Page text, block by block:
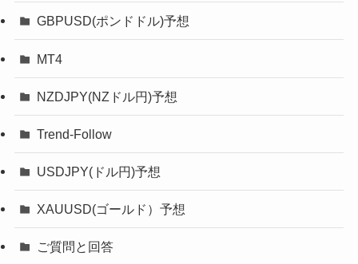
GBPUSD(ポンドドル)予想
MT4
NZDJPY(NZドル円)予想
Trend-Follow
USDJPY(ドル円)予想
XAUUSD(ゴールド）予想
ご質問と回答